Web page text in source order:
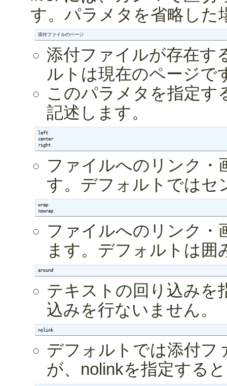
す。パラメタを省略した
添付ファイルのページ
添付ファイルが存在す
ルトは現在のページで
このパラメタを指定す
記述します。
left
center
right
ファイルへのリンク・
す。デフォルトではセ
wrap
nowrap
ファイルへのリンク・
ます。デフォルトは囲
around
テキストの回り込みを
込みを行ないません。
nolink
デフォルトでは添付フ
が、nolinkを指定する